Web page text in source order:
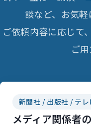
談など、お気軽
ご依頼内容に応じて
ご
新聞社 / 出版社 / テ
メディア関係者